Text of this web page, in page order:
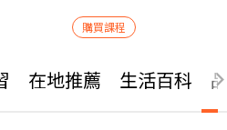
購買課程
在地推薦 生活百科